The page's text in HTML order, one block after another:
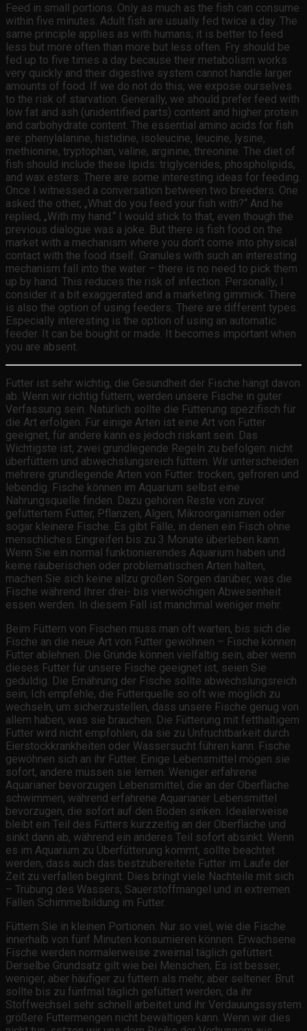
Feed in small portions. Only as much as the fish can consume
within five minutes. Adult fish are usually fed twice a day. The
same principle applies as with humans; it is better to feed
less but more often than more but less often. Fry should be
fed up to five times a day because their metabolism works
very quickly and their digestive system cannot handle larger
amounts of food. If we do not do this, we expose ourselves
to the risk of starvation. Generally, we should prefer feed with
low fat and ash (unidentified parts) content and higher protein
and carbohydrate content. The essential amino acids for fish
are: phenylalanine, histidine, isoleucine, leucine, lysine,
methionine, tryptophan, valine, arginine, threonine. The diet of
fish should include these lipids: triglycerides, phospholipids,
and wax esters. There are some interesting ideas for feeding.
Once I witnessed a conversation between two breeders. One
asked the other, „What do you feed your fish with?“ And he
replied, „With my hand.“ I would stick to that, even though the
previous dialogue was a joke. But there is fish food on the
market with a mechanism where you don’t come into physical
contact with the food itself. Granules with such an interesting
mechanism fall into the water – there is no need to pick them
up by hand. This reduces the risk of infection. Personally, I
consider it a bit exaggerated and a marketing gimmick. There
is also the option of using feeders. There are different types.
Especially interesting is the option of using an automatic
feeder. It can be bought or made. It becomes important when
you are absent.
Futter ist sehr wichtig, die Gesundheit der Fische hängt davon
ab. Wenn wir richtig füttern, werden unsere Fische in guter
Verfassung sein. Natürlich sollte die Fütterung spezifisch für
die Art erfolgen. Für einige Arten ist eine Art von Futter
geeignet, für andere kann es jedoch riskant sein. Das
Wichtigste ist, zwei grundlegende Regeln zu befolgen: nicht
überfüttern und abwechslungsreich füttern. Wir unterscheiden
mehrere grundlegende Arten von Futter: trocken, gefroren und
lebendig. Fische können im Aquarium selbst eine
Nahrungsquelle finden. Dazu gehören Reste von zuvor
gefüttertem Futter, Pflanzen, Algen, Mikroorganismen oder
sogar kleinere Fische. Es gibt Fälle, in denen ein Fisch ohne
menschliches Eingreifen bis zu 3 Monate überleben kann.
Wenn Sie ein normal funktionierendes Aquarium haben und
keine räuberischen oder problematischen Arten halten,
machen Sie sich keine allzu großen Sorgen darüber, was die
Fische während Ihrer drei- bis vierwöchigen Abwesenheit
essen werden. In diesem Fall ist manchmal weniger mehr.
Beim Füttern von Fischen muss man oft warten, bis sich die
Fische an die neue Art von Futter gewöhnen – Fische können
Futter ablehnen. Die Gründe können vielfältig sein, aber wenn
dieses Futter für unsere Fische geeignet ist, seien Sie
geduldig. Die Ernährung der Fische sollte abwechslungsreich
sein; Ich empfehle, die Futterquelle so oft wie möglich zu
wechseln, um sicherzustellen, dass unsere Fische genug von
allem haben, was sie brauchen. Die Fütterung mit fetthaltigem
Futter wird nicht empfohlen, da sie zu Unfruchtbarkeit durch
Eierstockkrankheiten oder Wassersucht führen kann. Fische
gewöhnen sich an ihr Futter. Einige Lebensmittel mögen sie
sofort, andere müssen sie lernen. Weniger erfahrene
Aquarianer bevorzugen Lebensmittel, die an der Oberfläche
schwimmen, während erfahrene Aquarianer Lebensmittel
bevorzugen, die sofort auf den Boden sinken. Idealerweise
bleibt ein Teil des Futters kurzzeitig an der Oberfläche und
sinkt dann ab, während ein anderes Teil sofort absinkt. Wenn
es im Aquarium zu Überfütterung kommt, sollte beachtet
werden, dass auch das bestzubereitete Futter im Laufe der
Zeit zu verfallen beginnt. Dies bringt viele Nachteile mit sich
– Trübung des Wassers, Sauerstoffmangel und in extremen
Fällen Schimmelbildung im Futter.
Füttern Sie in kleinen Portionen. Nur so viel, wie die Fische
innerhalb von fünf Minuten konsumieren können. Erwachsene
Fische werden normalerweise zweimal täglich gefüttert.
Derselbe Grundsatz gilt wie bei Menschen; Es ist besser,
weniger, aber häufiger zu füttern als mehr, aber seltener. Brut
sollte bis zu fünfmal täglich gefüttert werden, da ihr
Stoffwechsel sehr schnell arbeitet und ihr Verdauungssystem
größere Futtermengen nicht bewältigen kann. Wenn wir dies